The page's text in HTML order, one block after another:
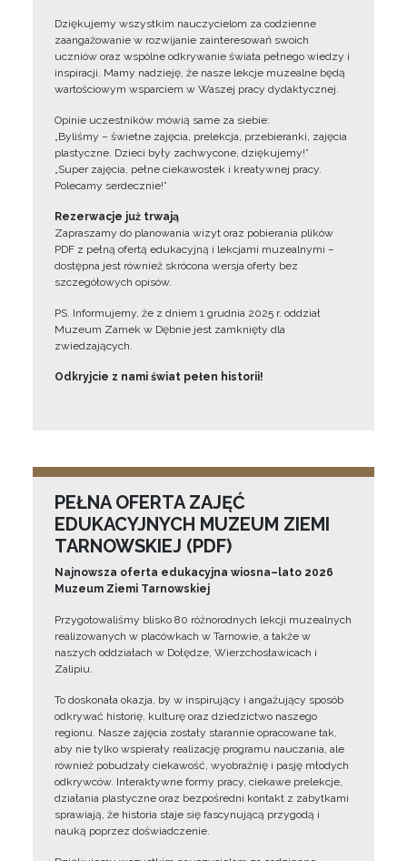
Dziękujemy wszystkim nauczycielom za codzienne
zaangażowanie w rozwijanie zainteresowań swoich
uczniów oraz wspólne odkrywanie świata pełnego wiedzy i
inspiracji. Mamy nadzieję, że nasze lekcje muzealne będą
wartościowym wsparciem w Waszej pracy dydaktycznej.
Opinie uczestników mówią same za siebie:
„Byliśmy – świetne zajęcia, prelekcja, przebieranki, zajęcia
plastyczne. Dzieci były zachwycone, dziękujemy!”
„Super zajęcia, pełne ciekawostek i kreatywnej pracy.
Polecamy serdecznie!”
Rezerwacje już trwają
Zapraszamy do planowania wizyt oraz pobierania plików
PDF z pełną ofertą edukacyjną i lekcjami muzealnymi –
dostępna jest również skrócona wersja oferty bez
szczegółowych opisów.
PS. Informujemy, że z dniem 1 grudnia 2025 r. oddział
Muzeum Zamek w Dębnie jest zamknięty dla
zwiedzających.
Odkryjcie z nami świat pełen historii!
PEŁNA OFERTA ZAJĘĆ
EDUKACYJNYCH MUZEUM ZIEMI
TARNOWSKIEJ (PDF)
Najnowsza oferta edukacyjna wiosna–lato 2026
Muzeum Ziemi Tarnowskiej
Przygotowaliśmy blisko 80 różnorodnych lekcji muzealnych
realizowanych w placówkach w Tarnowie, a także w
naszych oddziałach w Dołędze, Wierzchosławicach i
Zalipiu.
To doskonała okazja, by w inspirujący i angażujący sposób
odkrywać historię, kulturę oraz dziedzictwo naszego
regionu. Nasze zajęcia zostały starannie opracowane tak,
aby nie tylko wspierały realizację programu nauczania, ale
również pobudzały ciekawość, wyobraźnię i pasję młodych
odkrywców. Interaktywne formy pracy, ciekawe prelekcje,
działania plastyczne oraz bezpośredni kontakt z zabytkami
sprawiają, że historia staje się fascynującą przygodą i
nauką poprzez doświadczenie.